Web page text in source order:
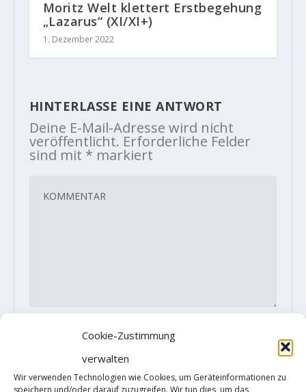
Cookie-Zustimmung
verwalten
Wir verwenden Technologien wie Cookies, um Geräteinformationen zu
speichern und/oder darauf zuzugreifen. Wir tun dies, um das
Moritz Welt klettert Erstbegehung
„Lazarus“ (XI/XI+)
1. Dezember 2022
HINTERLASSE EINE ANTWORT
Deine E-Mail-Adresse wird nicht
veröffentlicht. Erforderliche Felder
sind mit * markiert